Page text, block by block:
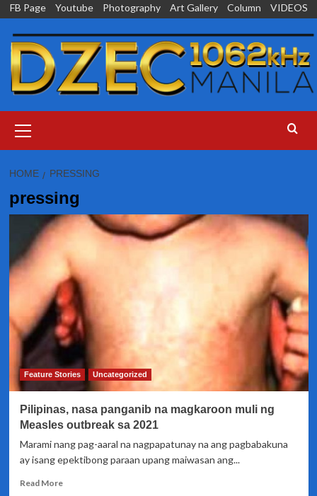
Skip
content
FB Page Youtube Photography Art Gallery Column VIDEOS
Menu
HOME PRESSING
pressing
Feature Stories Uncategorized
Pilipinas, nasa panganib na magkaroon muli ng
Measles outbreak sa 2021
Marami nang pag-aaral na nagpapatunay na ang pagbabakuna
ay isang epektibong paraan upang maiwasan ang...
Read MoreRead